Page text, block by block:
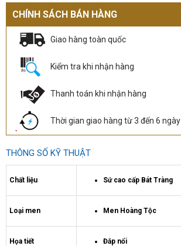
CHÍNH SÁCH BÁN HÀNG
Giao hàng toàn quốc
Kiểm tra khi nhận hàng
Thanh toán khi nhận hàng
Thời gian giao hàng từ 3 đến 6 ngày
THÔNG SỐ KỸ THUẬT
Chất liệu Sứ cao cấp Bát Tràng
Loại men Men Hoàng Tộc
Họa tiết Đắp nổi